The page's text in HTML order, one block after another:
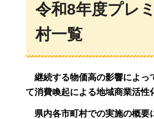
令和8年度プレ
村一覧
継続する物価高の影響によっ
て消費喚起による地域商業活性
県内各市町村での実施の概要